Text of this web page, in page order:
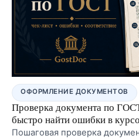
ОФОРМЛЕНИЕ ДОКУМЕНТОВ
Проверка документа по
быстро найти ошибки в
Пошаговая проверка